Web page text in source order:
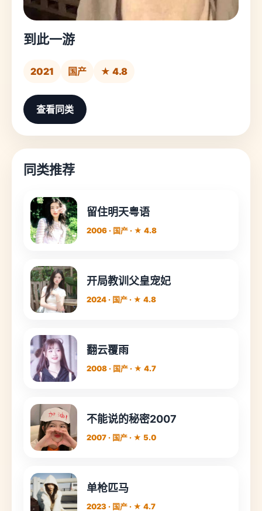
到此一游
2021 国产 ★ 4.8
查看同类
同类推荐
留住明天粤语
2006 · 国产 · ★ 4.8
开局教训父皇宠妃
2024 · 国产 · ★ 4.8
翻云覆雨
2008 · 国产 · ★ 4.7
不能说的秘密2007
2007 · 国产 · ★ 5.0
单枪匹马
2023 · 国产 · ★ 4.7